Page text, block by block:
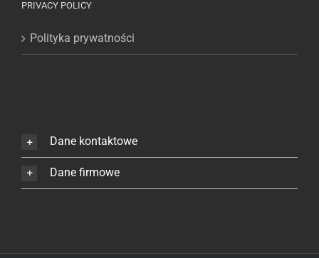
PRIVACY POLICY
Polityka prywatności
Dane kontaktowe
Dane firmowe